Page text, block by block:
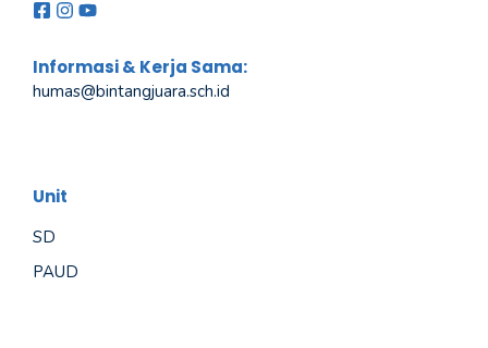
Informasi & Kerja Sama:
humas@bintangjuara.sch.id
Unit
SD
PAUD